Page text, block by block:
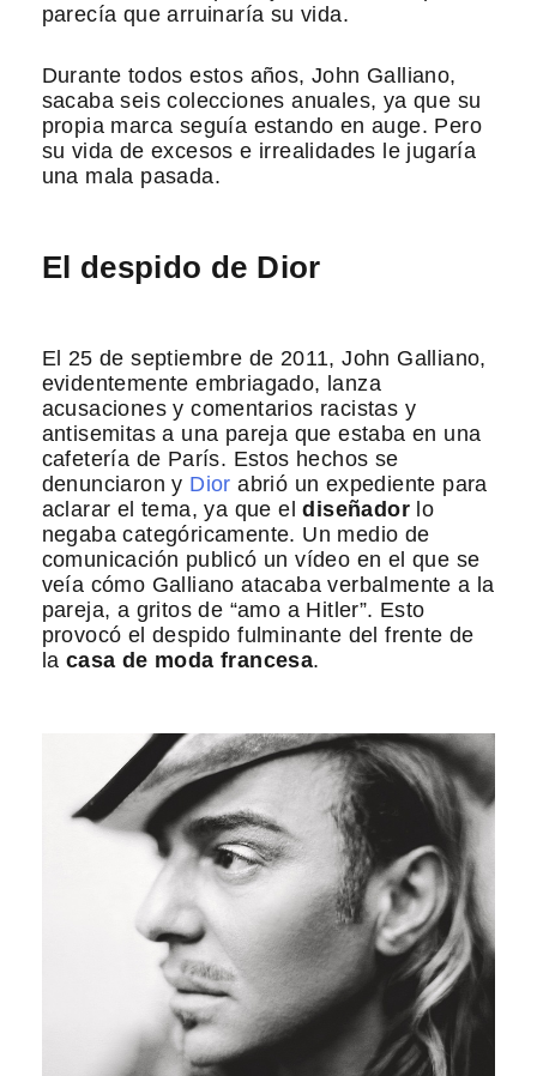
parecía que arruinaría su vida.
Durante todos estos años, John Galliano,
sacaba seis colecciones anuales, ya que su
propia marca seguía estando en auge. Pero
su vida de excesos e irrealidades le jugaría
una mala pasada.
El despido de Dior
El 25 de septiembre de 2011, John Galliano,
evidentemente embriagado, lanza
acusaciones y comentarios racistas y
antisemitas a una pareja que estaba en una
cafetería de París. Estos hechos se
denunciaron y Dior abrió un expediente para
aclarar el tema, ya que el diseñadorlo
negaba categóricamente. Un medio de
comunicación publicó un vídeo en el que se
veía cómo Galliano atacaba verbalmente a la
pareja, a gritos de “amo a Hitler”. Esto
provocó el despido fulminante del frente de
la casa de moda francesa.